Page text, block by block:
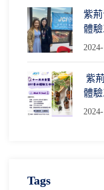
紫
體
紫
體
Tags